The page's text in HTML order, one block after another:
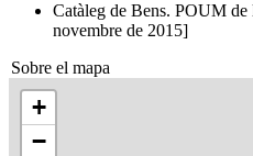
Catàleg de Bens. POUM
novembre de 2015]
Sobre el mapa
+
−